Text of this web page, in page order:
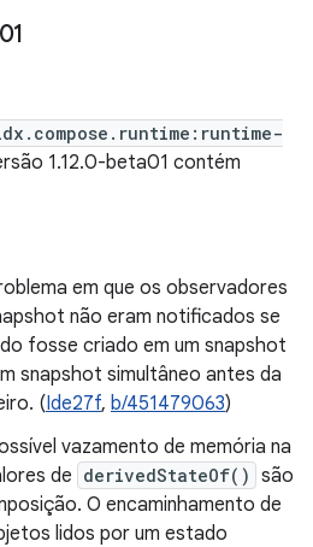
1.12.0-beta01 contém
em que os observadores
não eram notificados se
fosse criado em um snapshot
snapshot simultâneo antes da
(Ide27f, b/451479063)
vazamento de memória na
de derivedStateOf() são
O encaminhamento de
lidos por um estado